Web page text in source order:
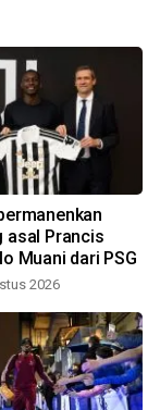
asal Prancis
Muani dari PSG
2026